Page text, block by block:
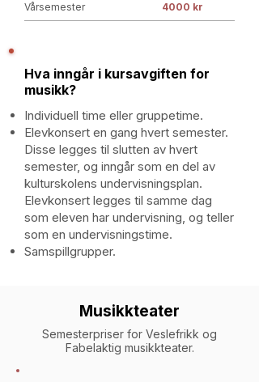
Vårsemester 4000 kr
Hva inngår i kursavgiften for
musikk?
Individuell time eller gruppetime.
Elevkonsert en gang hvert semester.
Disse legges til slutten av hvert
semester, og inngår som en del av
kulturskolens undervisningsplan.
Elevkonsert legges til samme dag
som eleven har undervisning, og teller
som en undervisningstime.
Samspillgrupper.
Musikkteater
Semesterpriser for Veslefrikk og
Fabelaktig musikkteater.